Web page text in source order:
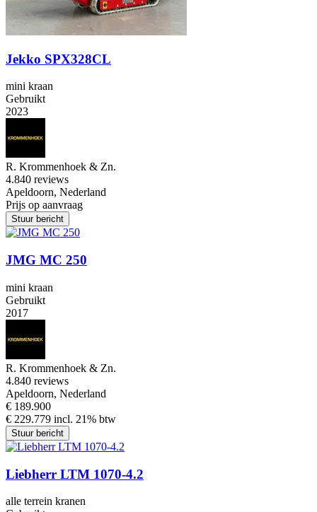
Jekko SPX328CL
mini kraan
Gebruikt
2023
R. Krommenhoek & Zn.
4.840 reviews
Apeldoorn, Nederland
Prijs op aanvraag
Stuur bericht
JMG MC 250
mini kraan
Gebruikt
2017
R. Krommenhoek & Zn.
4.840 reviews
Apeldoorn, Nederland
€ 189.900
€ 229.779 incl. 21% btw
Stuur bericht
Liebherr LTM 1070-4.2
alle terrein kranen